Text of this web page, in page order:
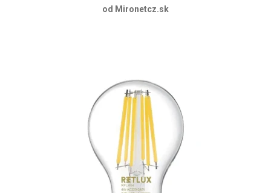
od Mironetcz.sk